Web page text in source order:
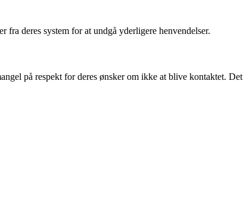
deres system for at undgå yderligere henvendelser.
på respekt for deres ønsker om ikke at blive kontaktet. Det